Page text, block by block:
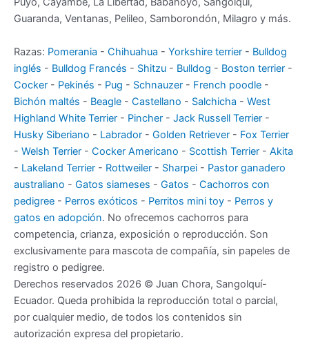
Guaranda, Ventanas, Pelileo, Samborondón, Milagro y más.
Razas: Pomerania - Chihuahua - Yorkshire terrier - Bulldog
inglés - Bulldog Francés - Shitzu - Bulldog - Boston terrier -
Cocker - Pekinés - Pug - Schnauzer - French poodle -
Bichón maltés - Beagle - Castellano - Salchicha - West
Highland White Terrier - Pincher - Jack Russell Terrier -
Husky Siberiano - Labrador - Golden Retriever - Fox Terrier
- Welsh Terrier - Cocker Americano - Scottish Terrier - Akita
- Lakeland Terrier - Rottweiler - Sharpei - Pastor ganadero
australiano - Gatos siameses - Gatos - Cachorros con
pedigree - Perros exóticos - Perritos mini toy - Perros y
gatos en adopción. No ofrecemos cachorros para
competencia, crianza, exposición o reproducción. Son
exclusivamente para mascota de compañía, sin papeles de
registro o pedigree.
Derechos reservados 2026 © Juan Chora, Sangolquí-
Ecuador. Queda prohibida la reproducción total o parcial,
por cualquier medio, de todos los contenidos sin
autorización expresa del propietario.